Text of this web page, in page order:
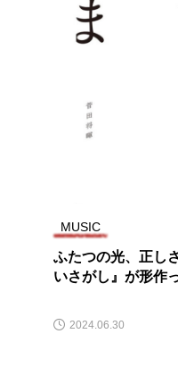
MUSIC
ふたつの光、正し
いさがし』が形作
2024.06.30